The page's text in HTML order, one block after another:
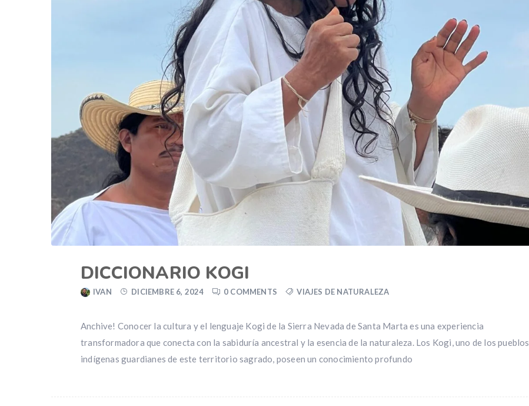
DICCIONARIO KOGI
IVAN DICIEMBRE 6, 2024 0 COMMENTS VIAJES DE NATURALEZA
Anchive! Conocer la cultura y el lenguaje Kogi de la Sierra Nevada de Santa Marta es una experiencia
transformadora que conecta con la sabiduría ancestral y la esencia de la naturaleza. Los Kogi, uno de los pueblos
indígenas guardianes de este territorio sagrado, poseen un conocimiento profundo